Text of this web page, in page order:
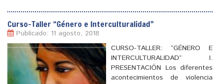
Curso-Taller “Género e Interculturalidad”
Publicado: 11 agosto, 2018
CURSO-TALLER: “GÉNERO E
INTERCULTURALIDAD” I.
PRESENTACIÓN Los diferentes
acontecimientos de violencia